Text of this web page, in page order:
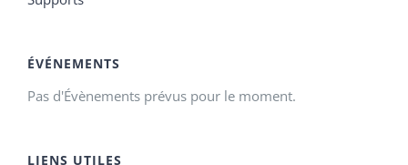
ÉVÉNEMENTS
Pas d'Évènements prévus pour le moment.
LIENS UTILES